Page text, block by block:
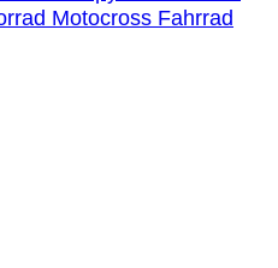
Motocross Fahrrad